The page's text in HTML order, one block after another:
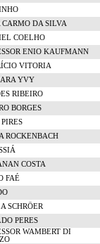
CARMO DA SILVA
COELHO
ENIO KAUFMANN
VITORIA
YVY
RIBEIRO
BORGES
ROCKENBACH
COSTA
FAÉ
SCHRÖER
PERES
WAMBERT DI